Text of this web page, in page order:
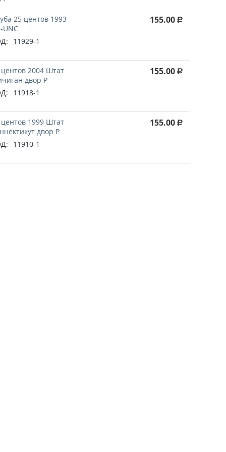
25 центов 1993
UNC
11929-1
155.00 Р
2004 Штат
двор P
11918-1
155.00 Р
1999 Штат
двор P
11910-1
155.00 Р